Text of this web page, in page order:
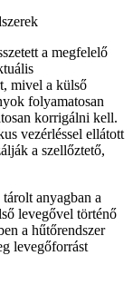
a megfelelő
mivel a külső
folyamatosan
korrigálni kell.
vezérléssel ellátott
a szellőztető,
anyagban a
levegővel történő
a hűtőrendszer
levegőforrást